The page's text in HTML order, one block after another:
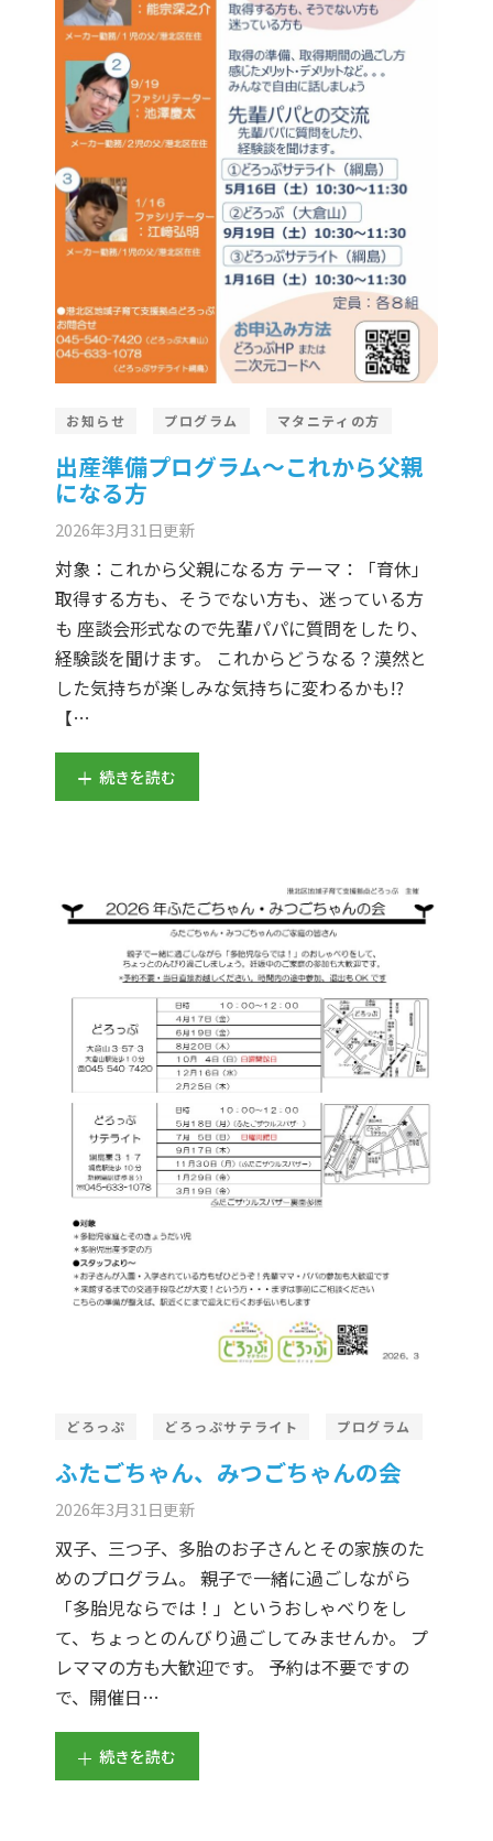
お知らせ プログラム マタニティの方
出産準備プログラム～これから父親
になる方
2026年3月31日更新
対象：これから父親になる方 テーマ：「育休」
取得する方も、そうでない方も、迷っている方
も 座談会形式なので先輩パパに質問をしたり、
経験談を聞けます。 これからどうなる？漠然と
した気持ちが楽しみな気持ちに変わるかも!?
【…
続きを読む
どろっぷ どろっぷサテライト プログラム
ふたごちゃん、みつごちゃんの会
2026年3月31日更新
双子、三つ子、多胎のお子さんとその家族のた
めのプログラム。 親子で一緒に過ごしながら
「多胎児ならでは！」というおしゃべりをし
て、ちょっとのんびり過ごしてみませんか。 プ
レママの方も大歓迎です。 予約は不要ですの
で、開催日…
続きを読む